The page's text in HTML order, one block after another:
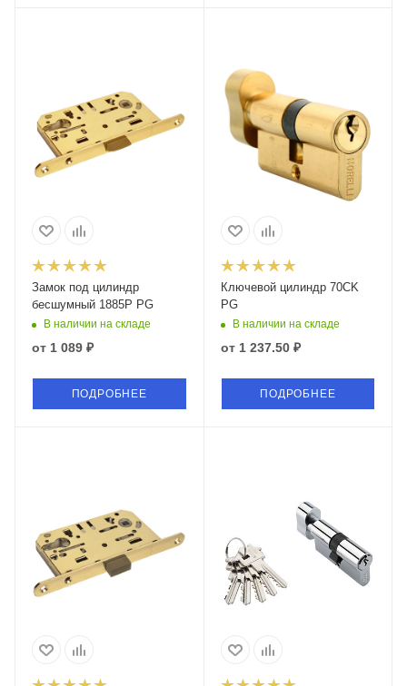
Замок под цилиндр
бесшумный 1885P PG
В наличии на складе
от 1 089 ₽
ПОДРОБНЕЕ
Ключевой цилиндр 70CK
PG
В наличии на складе
от 1 237.50 ₽
ПОДРОБНЕЕ